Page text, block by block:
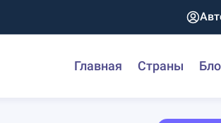
Главная Страны